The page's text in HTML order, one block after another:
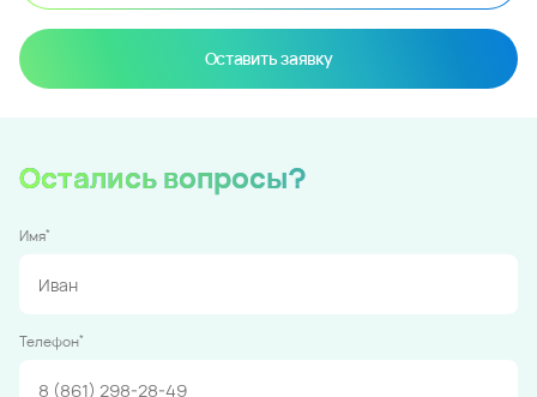
Оставить заявку
Остались вопросы?
Имя*
Телефон*